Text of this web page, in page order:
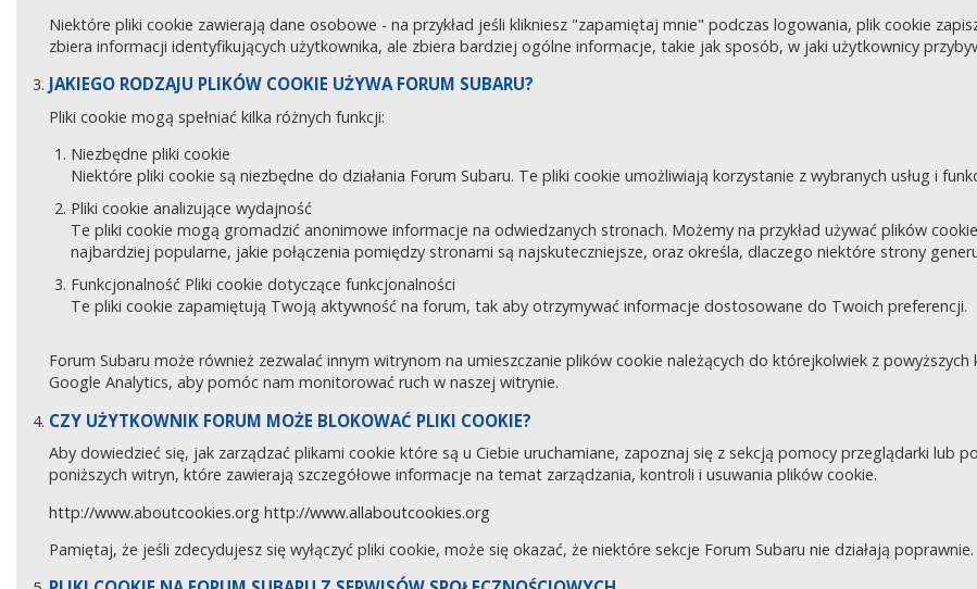
Niektóre pliki cookie zawierają dane osobowe - na przykład jeśli klikniesz "zapamiętaj mnie" podczas logowania, plik cookie
zbiera informacji identyfikujących użytkownika, ale zbiera bardziej ogólne informacje, takie jak sposób, w jaki użytkownicy
JAKIEGO RODZAJU PLIKÓW COOKIE UŻYWA FORUM SUBARU?
Pliki cookie mogą spełniać kilka różnych funkcji:
Niezbędne pliki cookie
Niektóre pliki cookie są niezbędne do działania Forum Subaru. Te pliki cookie umożliwiają korzystanie z wybranych usług i
Pliki cookie analizujące wydajność
Te pliki cookie mogą gromadzić anonimowe informacje na odwiedzanych stronach. Możemy na przykład używać plików
najbardziej popularne, jakie połączenia pomiędzy stronami są najskuteczniejsze, oraz określa, dlaczego niektóre strony
Funkcjonalność Pliki cookie dotyczące funkcjonalności
Te pliki cookie zapamiętują Twoją aktywność na forum, tak aby otrzymywać informacje dostosowane do Twoich preferencji.
Forum Subaru może również zezwalać innym witrynom na umieszczanie plików cookie należących do którejkolwiek z
Google Analytics, aby pomóc nam monitorować ruch w naszej witrynie.
CZY UŻYTKOWNIK FORUM MOŻE BLOKOWAĆ PLIKI COOKIE?
Aby dowiedzieć się, jak zarządzać plikami cookie które są u Ciebie uruchamiane, zapoznaj się z sekcją pomocy przeglądarki lub
poniższych witryn, które zawierają szczegółowe informacje na temat zarządzania, kontroli i usuwania plików cookie.
http://www.aboutcookies.org http://www.allaboutcookies.org
Pamiętaj, że jeśli zdecydujesz się wyłączyć pliki cookie, może się okazać, że niektóre sekcje Forum Subaru nie działają poprawnie.